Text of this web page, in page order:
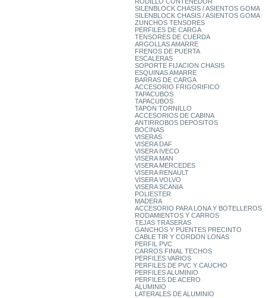
SILENBLOCK CHASIS / ASIENTOS GOMA
SILENBLOCK CHASIS / ASIENTOS GOMA
ZUNCHOS TENSORES
PERFILES DE CARGA
TENSORES DE CUERDA
ARGOLLAS AMARRE
FRENOS DE PUERTA
ESCALERAS
SOPORTE FIJACION CHASIS
ESQUINAS AMARRE
BARRAS DE CARGA
ACCESORIO FRIGORIFICO
TAPACUBOS
TAPACUBOS
TAPON TORNILLO
ACCESORIOS DE CABINA
ANTIRROBOS DEPOSITOS
BOCINAS
VISERAS
VISERA DAF
VISERA IVECO
VISERA MAN
VISERA MERCEDES
VISERA RENAULT
VISERA VOLVO
VISERA SCANIA
POLIESTER
MADERA
ACCESORIO PARA LONA Y BOTELLEROS
RODAMIENTOS Y CARROS
TEJAS TRASERAS
GANCHOS Y PUENTES PRECINTO
CABLE TIR Y CORDON LONAS
PERFIL PVC
CARROS FINAL TECHOS
PERFILES VARIOS
PERFILES DE PVC Y CAUCHO
PERFILES ALUMINIO
PERFILES DE ACERO
ALUMINIO
LATERALES DE ALUMINIO